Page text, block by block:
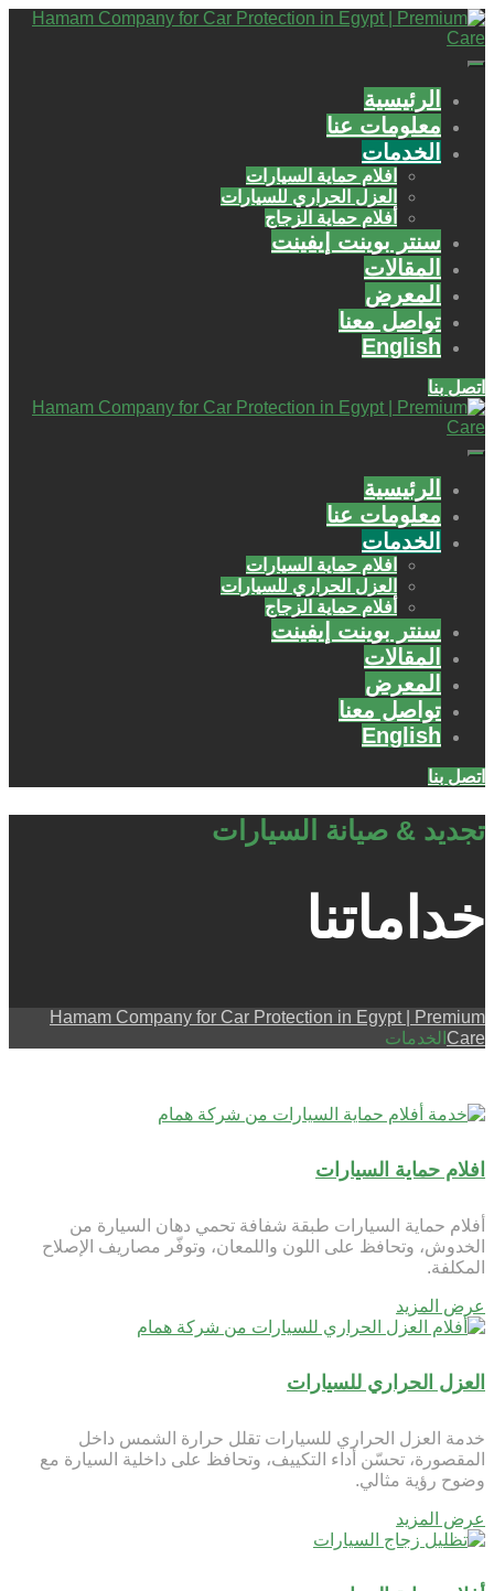
الرئيسية
معلومات عنا
الخدمات
افلام حماية السيارات
العزل الحراري للسيارات
أفلام حماية الزجاج
سنتر بوينت إيفينت
المقالات
المعرض
تواصل معنا
English
اتصل بنا
الرئيسية
معلومات عنا
الخدمات
افلام حماية السيارات
العزل الحراري للسيارات
أفلام حماية الزجاج
سنتر بوينت إيفينت
المقالات
المعرض
تواصل معنا
English
اتصل بنا
تجديد & صيانة السيارات
خداماتنا
Hamam Company for Car Protection in Egypt | Premium
Care الخدمات
افلام حماية السيارات
أفلام حماية السيارات طبقة شفافة تحمي دهان السيارة من
الخدوش، وتحافظ على اللون واللمعان، وتوفّر مصاريف الإصلاح
المكلفة.
عرض المزيد
العزل الحراري للسيارات
خدمة العزل الحراري للسيارات تقلل حرارة الشمس داخل
المقصورة، تحسّن أداء التكييف، وتحافظ على داخلية السيارة مع
وضوح رؤية مثالي.
عرض المزيد